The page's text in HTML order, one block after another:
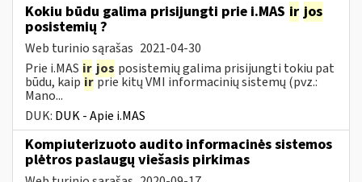
Kokiu būdu galima prisijungti prie i.MAS ir jos
posistemių ?
Web turinio sąrašas 2021-04-30
Prie i.MAS ir jos posistemių galima prisijungti tokiu pat
būdu, kaipirprie kitų VMI informacinių sistemų (pvz.:
Mano...
DUK: DUK - Apie i.MAS
Kompiuterizuoto audito informacinės sistemos
plėtros paslaugų viešasis pirkimas